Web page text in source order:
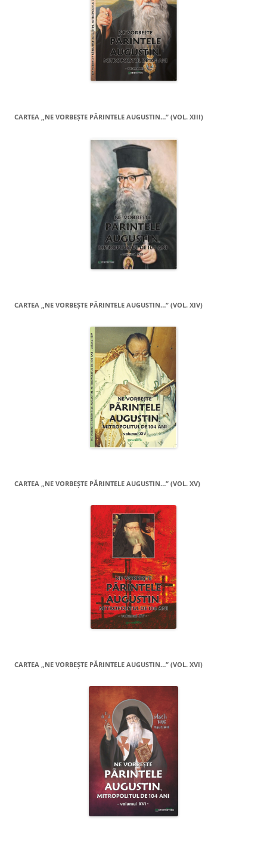
CARTEA „NE VORBEŞTE PĂRINTELE AUGUSTIN…” (VOL. XIII)
CARTEA „NE VORBEŞTE PĂRINTELE AUGUSTIN…” (VOL. XIV)
CARTEA „NE VORBEŞTE PĂRINTELE AUGUSTIN…” (VOL. XV)
CARTEA „NE VORBEŞTE PĂRINTELE AUGUSTIN…” (VOL. XVI)